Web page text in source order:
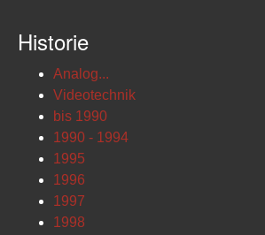
Historie
Analog...
Videotechnik
bis 1990
1990 - 1994
1995
1996
1997
1998